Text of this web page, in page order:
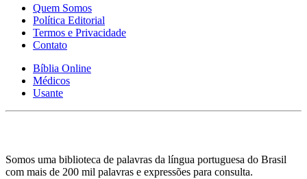
Quem Somos
Política Editorial
Termos e Privacidade
Contato
Bíblia Online
Médicos
Usante
Somos uma biblioteca de palavras da língua portuguesa do Brasil
com mais de 200 mil palavras e expressões para consulta.